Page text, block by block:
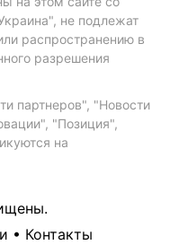
не подлежат
распространению в
разрешения
партнеров", "Новости
"Позиция",
на
• Контакты